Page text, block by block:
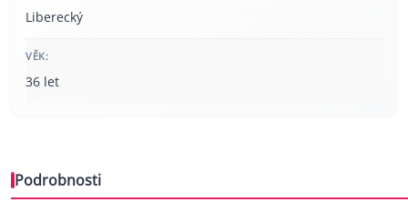
Liberecký
VĚK:
36 let
Podrobnosti